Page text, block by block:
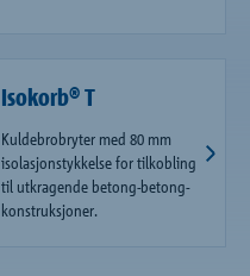
Isokorb® T
Kuldebrobryter med 80 mm
isolasjonstykkelse for tilkobling
til utkragende betong-betong-
konstruksjoner.